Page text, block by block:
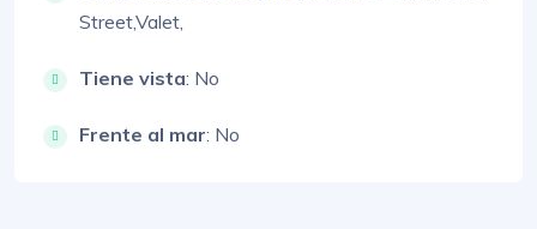
Street,Valet,
Tiene vista: No
Frente al mar: No